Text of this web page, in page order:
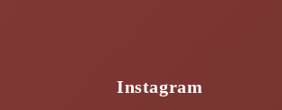
Instagram